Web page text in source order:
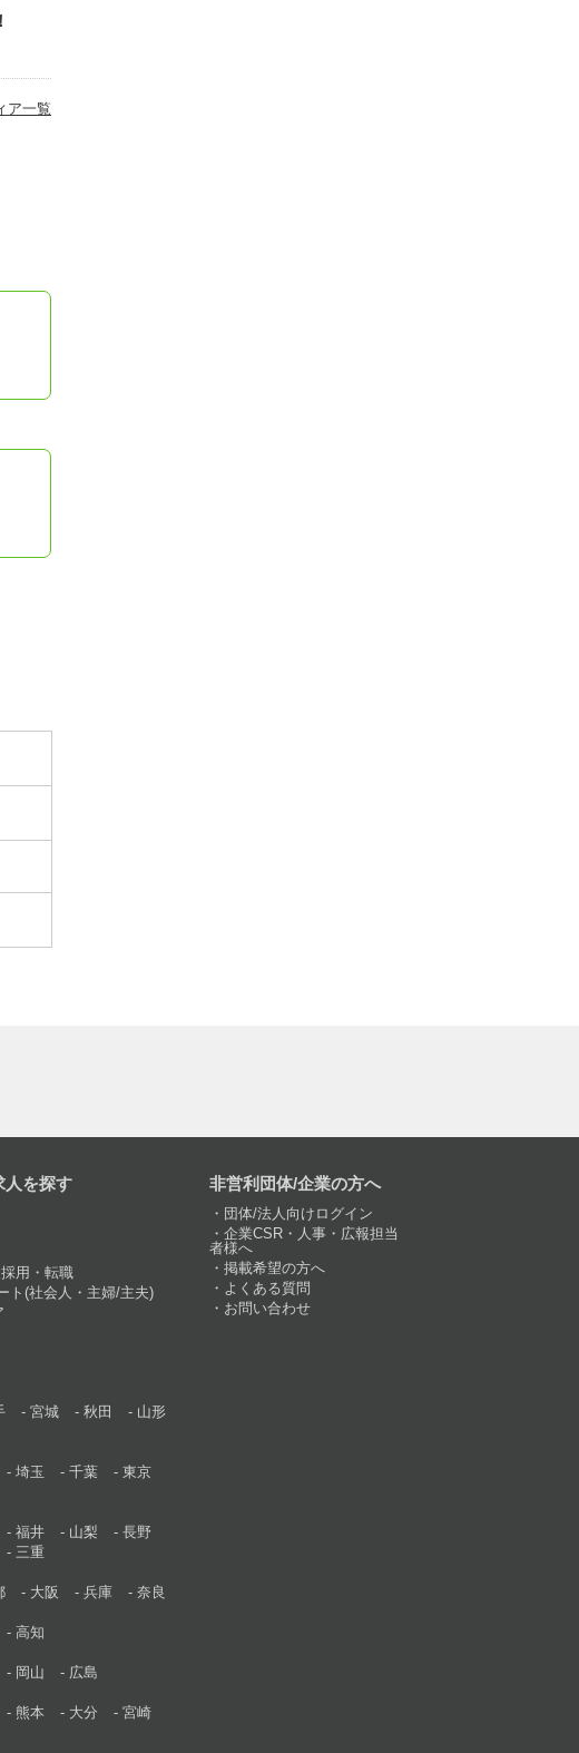
ア一覧
人を探す
用・転職
ト(社会人・主婦/主夫)
宮城 秋田
山形
埼玉 千葉
東京
福井 山梨
長野
三重
大阪 兵庫
奈良
高知
岡山
広島
熊本 大分
宮崎
非営利団体/企業の方へ
団体/法人向けログイン
企業CSR・人事・広報担当
者様へ
掲載希望の方へ
よくある質問
お問い合わせ